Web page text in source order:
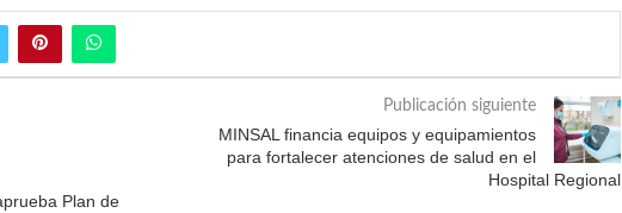
Plan de
Publicación siguiente
MINSAL financia equipos y equipamientos
para fortalecer atenciones de salud en el
Hospital Regional